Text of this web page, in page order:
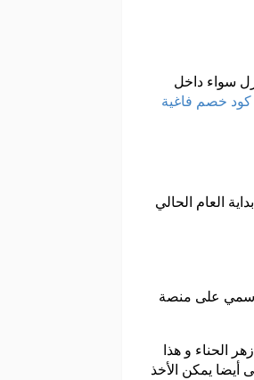
سواء داخل
كود خصم فاغية
العام الحالي
على منصة
الحناء و هذا
أيضا يمكن الأخذ